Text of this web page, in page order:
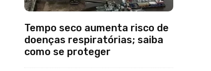
Tempo seco aumenta risco de
doenças respiratórias; saiba
como se proteger